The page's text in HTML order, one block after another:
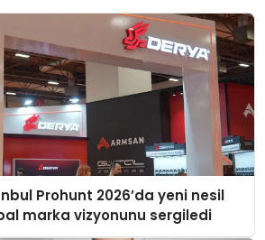
Prohunt 2026’da yeni nesil
marka vizyonunu sergiledi